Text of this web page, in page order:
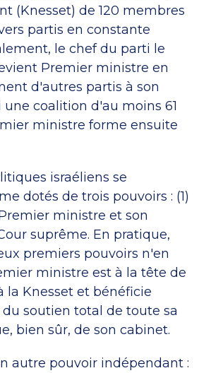
(Knesset) de 120 membres
partis en constante
le chef du parti le
Premier ministre en
d'autres partis à son
coalition d'au moins 61
ministre forme ensuite
israéliens se
dotés de trois pouvoirs : (1)
ministre et son
suprême. En pratique,
premiers pouvoirs n'en
ministre est à la tête de
la Knesset et bénéficie
soutien total de toute sa
bien sûr, de son cabinet.
autre pouvoir indépendant :